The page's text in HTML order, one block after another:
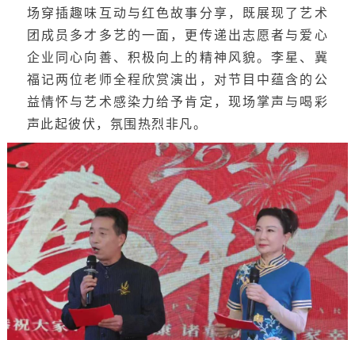
场穿插趣味互动与红色故事分享，既展现了艺术
团成员多才多艺的一面，更传递出志愿者与爱心
企业同心向善、积极向上的精神风貌。李星、冀
福记两位老师全程欣赏演出，对节目中蕴含的公
益情怀与艺术感染力给予肯定，现场掌声与喝彩
声此起彼伏，氛围热烈非凡。